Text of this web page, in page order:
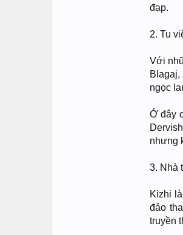
đạp.
2. Tu
Với
ngọc
Ở đây
nhưng
3. Nhà
Kizhi
đảo
truyền